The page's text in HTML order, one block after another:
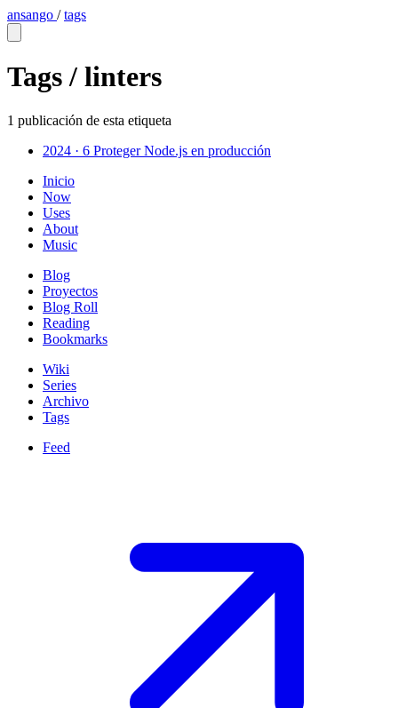
ansango /tags
Tags / linters
1 publicación de esta etiqueta
2024 · 6 Proteger Node.js en producción
Inicio
Now
Uses
About
Music
Blog
Proyectos
Blog Roll
Reading
Bookmarks
Wiki
Series
Archivo
Tags
Feed